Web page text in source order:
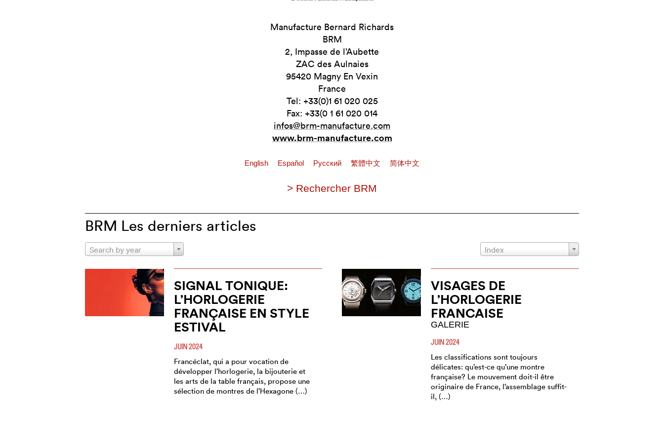
Manufacture Bernard Richards
BRM
2, Impasse de l’Aubette
ZAC des Aulnaies
95420 Magny En Vexin
France
Tel: +33(0)1 61 020 025
Fax: +33(0 1 61 020 014
infos@brm-manufacture.com
www.brm-manufacture.com
English Español Pусский 繁體中文 简体中文
> Rechercher BRM
BRM Les derniers articles
Search by year Index
SIGNAL TONIQUE:
L’HORLOGERIE
FRANÇAISE EN STYLE
ESTIVAL
JUIN 2024
Francéclat, qui a pour vocation de
développer l’horlogerie, la bijouterie et
les arts de la table français, propose une
sélection de montres de l’Hexagone (…)
VISAGES DE
L’HORLOGERIE
FRANCAISE
GALERIE
JUIN 2024
Les classifications sont toujours
délicates: qu’est-ce qu’une montre
française? Le mouvement doit-il être
originaire de France, l’assemblage suffit-
il, (…)